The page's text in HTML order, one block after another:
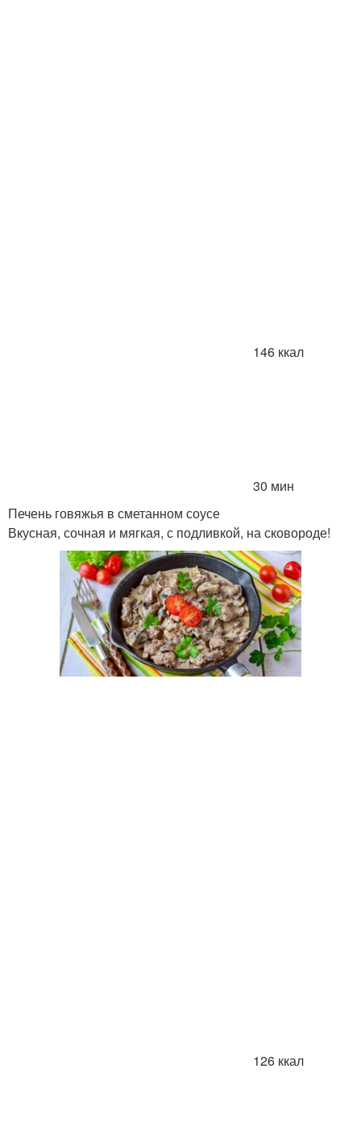
146 ккал
30 мин
Печень говяжья в сметанном соусе
Вкусная, сочная и мягкая, с подливкой, на сковороде!
126 ккал